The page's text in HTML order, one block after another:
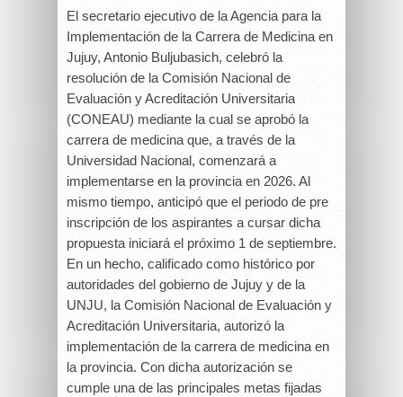
El secretario ejecutivo de la Agencia para la
Implementación de la Carrera de Medicina en
Jujuy, Antonio Buljubasich, celebró la
resolución de la Comisión Nacional de
Evaluación y Acreditación Universitaria
(CONEAU) mediante la cual se aprobó la
carrera de medicina que, a través de la
Universidad Nacional, comenzará a
implementarse en la provincia en 2026. Al
mismo tiempo, anticipó que el periodo de pre
inscripción de los aspirantes a cursar dicha
propuesta iniciará el próximo 1 de septiembre.
En un hecho, calificado como histórico por
autoridades del gobierno de Jujuy y de la
UNJU, la Comisión Nacional de Evaluación y
Acreditación Universitaria, autorizó la
implementación de la carrera de medicina en
la provincia. Con dicha autorización se
cumple una de las principales metas fijadas